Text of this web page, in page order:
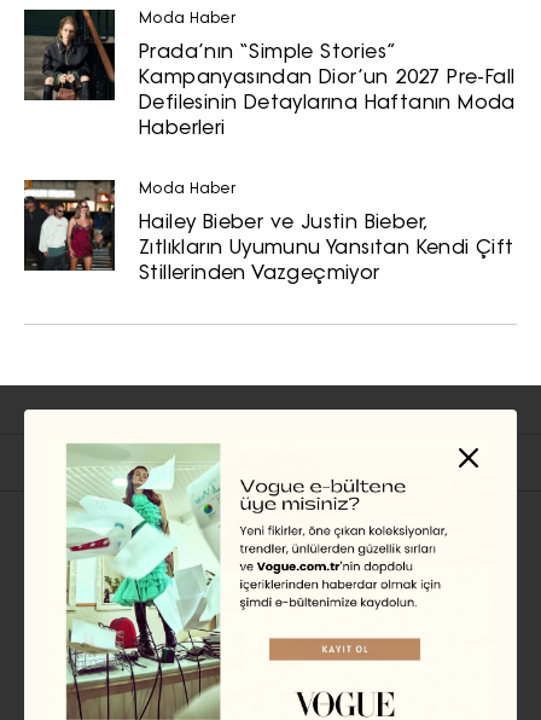
Moda Haber
Prada’nın “Simple Stories”
Kampanyasından Dior’un 2027 Pre-Fall
Defilesinin Detaylarına Haftanın Moda
Haberleri
Moda Haber
Hailey Bieber ve Justin Bieber,
Zıtlıkların Uyumunu Yansıtan Kendi Çift
Stillerinden Vazgeçmiyor
İlgili Başlıklar
MÜCEVHER
Yüksek Mücevher
Tasarımında Yeni Bir İfade
Alanı